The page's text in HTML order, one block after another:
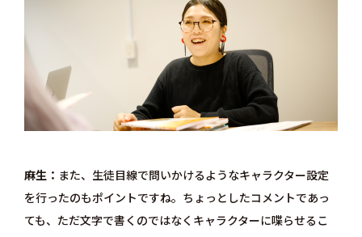
麻生
また、生徒目線で問いかけるようなキャラクター設定
を行ったのもポイントですね。ちょっとしたコメントであっ
ても、ただ文字で書くのではなくキャラクターに喋らせるこ